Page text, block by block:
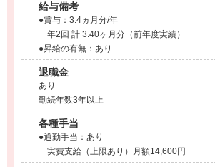
給与備考
●賞与：3.4ヵ月分/年
年2回 計 3.40ヶ月分（前年度実績）
●昇給の有無：あり
退職金
あり
勤続年数3年以上
各種手当
●通勤手当：あり
実費支給（上限あり）月額14,600円